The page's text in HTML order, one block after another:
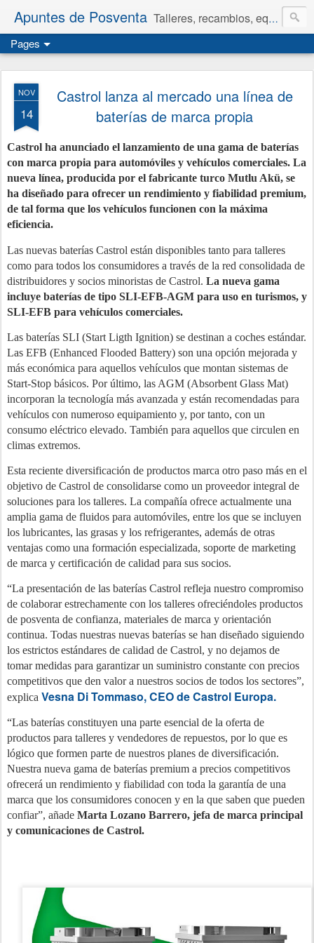
Apuntes de Posventa Talleres, recambios, equipamiento y neumáticos.
Pages
NOV
14
Castrol lanza al mercado una línea de
baterías de marca propia
Castrol ha anunciado el lanzamiento de una gama de baterías
con marca propia para automóviles y vehículos comerciales. La
nueva línea, producida por el fabricante turco Mutlu Akü, se
ha diseñado para ofrecer un rendimiento y fiabilidad premium,
de tal forma que los vehículos funcionen con la máxima
eficiencia.
Las nuevas baterías Castrol están disponibles tanto para talleres
como para todos los consumidores a través de la red consolidada de
distribuidores y socios minoristas de Castrol. La nueva gama
incluye baterías de tipo SLI-EFB-AGM para uso en turismos, y
SLI-EFB para vehículos comerciales.
Las baterías SLI (Start Ligth Ignition) se destinan a coches estándar.
Las EFB (Enhanced Flooded Battery) son una opción mejorada y
más económica para aquellos vehículos que montan sistemas de
Start-Stop básicos. Por último, las AGM (Absorbent Glass Mat)
incorporan la tecnología más avanzada y están recomendadas para
vehículos con numeroso equipamiento y, por tanto, con un
consumo eléctrico elevado. También para aquellos que circulen en
climas extremos.
Esta reciente diversificación de productos marca otro paso más en el
objetivo de Castrol de consolidarse como un proveedor integral de
soluciones para los talleres. La compañía ofrece actualmente una
amplia gama de fluidos para automóviles, entre los que se incluyen
los lubricantes, las grasas y los refrigerantes, además de otras
ventajas como una formación especializada, soporte de marketing
de marca y certificación de calidad para sus socios.
“La presentación de las baterías Castrol refleja nuestro compromiso
de colaborar estrechamente con los talleres ofreciéndoles productos
de posventa de confianza, materiales de marca y orientación
continua. Todas nuestras nuevas baterías se han diseñado siguiendo
los estrictos estándares de calidad de Castrol, y no dejamos de
tomar medidas para garantizar un suministro constante con precios
competitivos que den valor a nuestros socios de todos los sectores”,
explica Vesna Di Tommaso, CEO de Castrol Europa.
“Las baterías constituyen una parte esencial de la oferta de
productos para talleres y vendedores de repuestos, por lo que es
lógico que formen parte de nuestros planes de diversificación.
Nuestra nueva gama de baterías premium a precios competitivos
ofrecerá un rendimiento y fiabilidad con toda la garantía de una
marca que los consumidores conocen y en la que saben que pueden
confiar”, añade Marta Lozano Barrero, jefa de marca principal
y comunicaciones de Castrol.